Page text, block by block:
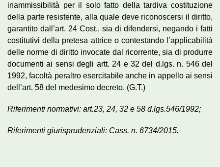
inammissibilità per il solo fatto della tardiva costituzione
della parte resistente, alla quale deve riconoscersi il diritto,
garantito dall’art. 24 Cost., sia di difendersi, negando i fatti
costitutivi della pretesa attrice o contestando l’applicabilità
delle norme di diritto invocate dal ricorrente, sia di produrre
documenti ai sensi degli artt. 24 e 32 del d.lgs. n. 546 del
1992, facoltà peraltro esercitabile anche in appello ai sensi
dell’art. 58 del medesimo decreto. (G.T.)
Riferimenti normativi: art.23, 24, 32 e 58 d.lgs.546/1992;
Riferimenti giurisprudenziali: Cass. n. 6734/2015.